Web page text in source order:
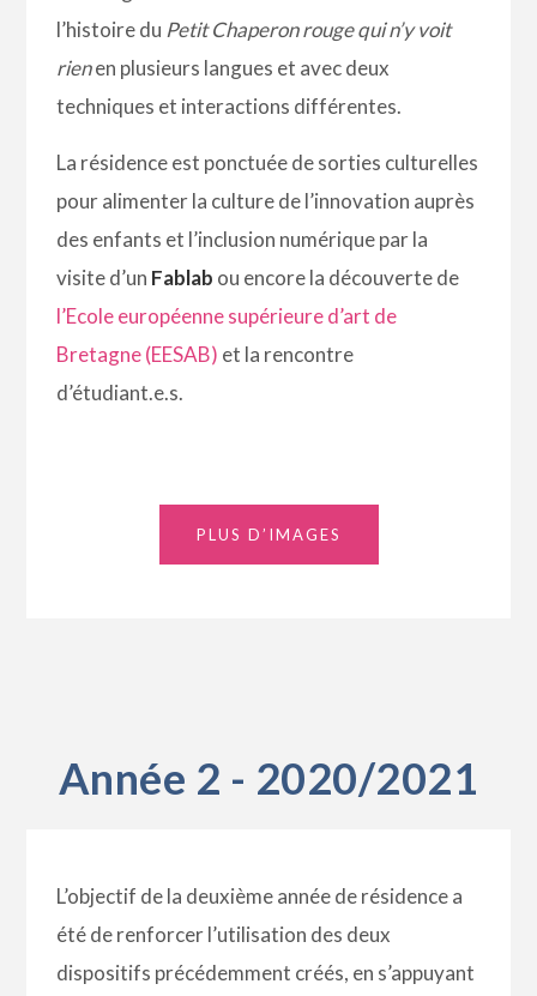
l’histoire du Petit Chaperon rouge qui n’y voit
rienen plusieurs langues et avec deux
techniques et interactions différentes.
La résidence est ponctuée de sorties culturelles
pour alimenter la culture de l’innovation auprès
des enfants et l’inclusion numérique par la
visite d’un Fablab ou encore la découverte de
l’Ecole européenne supérieure d’art de
Bretagne (EESAB) et la rencontre
d’étudiant.e.s.
PLUS D’IMAGES
Année 2 - 2020/2021
L’objectif de la deuxième année de résidence a
été de renforcer l’utilisation des deux
dispositifs précédemment créés, en s’appuyant